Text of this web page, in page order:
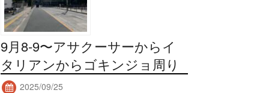
9月8-9〜アサクーサーからイ
タリアンからゴキンジョ周り
2025/09/25